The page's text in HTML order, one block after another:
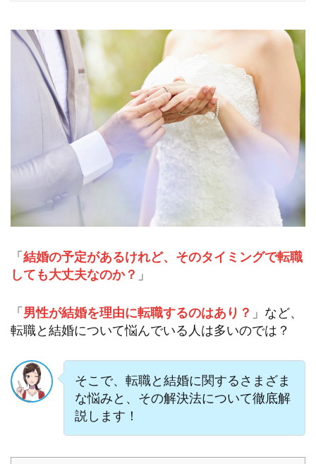
「結婚の予定があるけれど、そのタイミングで転職
しても大丈夫なのか？ 」
「男性が結婚を理由に転職するのはあり？ 」など、
転職と結婚について悩んでいる人は多いのでは？
そこで、転職と結婚に関するさまざま
な悩みと、その解決法について徹底解
説します！